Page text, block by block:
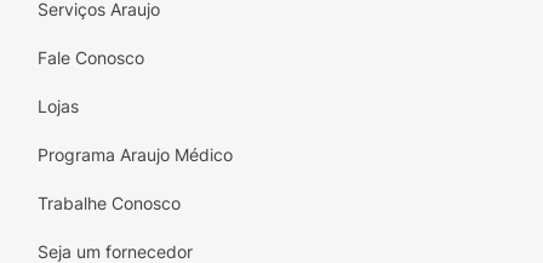
Serviços Araujo
Fale Conosco
Lojas
Programa Araujo Médico
Trabalhe Conosco
Seja um fornecedor